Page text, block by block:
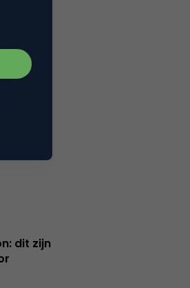
dit zijn